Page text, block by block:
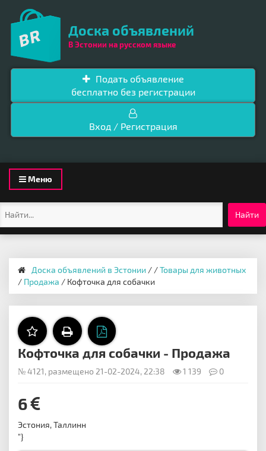
Доска объявлений
В Эстонии на русском языке
Подать объявление
бесплатно без регистрации
Вход / Регистрация
Toggle
navigation
Меню
Найти
Доска объявлений в Эстонии / /Товары для животных
/ Продажа / Кофточка для собачки
Кофточка для собачки - Продажа
№ 4121, размещено 21-02-2024, 22:38 1 139 0
6
Эстония, Таллинн
"}